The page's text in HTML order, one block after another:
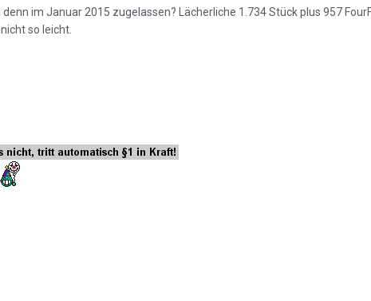
im Januar 2015 zugelassen? Lächerliche 1.734 Stück plus 957
so leicht.